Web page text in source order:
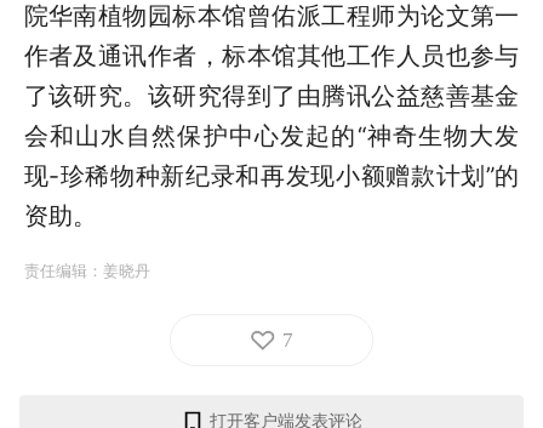
院华南植物园标本馆曾佑派工程师为论文第一
作者及通讯作者，标本馆其他工作人员也参与
了该研究。该研究得到了由腾讯公益慈善基金
会和山水自然保护中心发起的“神奇生物大发
现-珍稀物种新纪录和再发现小额赠款计划”的
资助。
责任编辑： 姜晓丹
7
打开客户端发表评论